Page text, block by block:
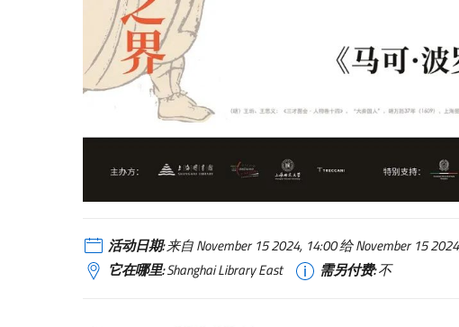
活动日期:来自 November 15 2024, 14:00 给 November 15
它在哪里:Shanghai Library East 需另付费:不